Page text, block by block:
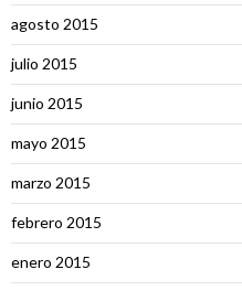
agosto 2015
julio 2015
junio 2015
mayo 2015
marzo 2015
febrero 2015
enero 2015